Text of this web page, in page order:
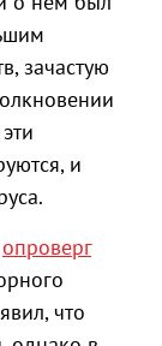
зачастую
и
опроверг
что